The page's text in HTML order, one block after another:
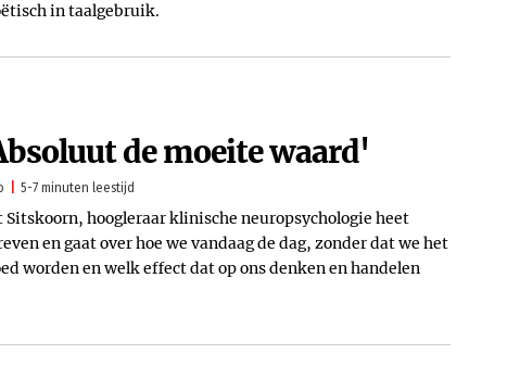
in taalgebruik.
de moeite waard'
5-7 minuten leestijd
hoogleraar klinische neuropsychologie heet
en gaat over hoe we vandaag de dag, zonder dat we het
worden en welk effect dat op ons denken en handelen